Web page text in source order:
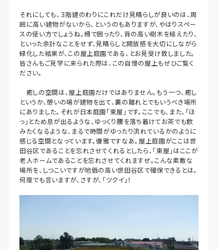
それにしても、３階建のわりにこれだけ見晴らしが良いのは、周
囲に高い建物がないから、というのもありますが、やはりスペー
スの使い方でしょうね。柵で囲ったり、背の高い樹木を植えたり、
といった余計なことをせず、見晴らしと開放感を大切にしながら
緑化した結果が、この屋上庭園である、とお見受け致しました。
皆さんもご見学に来られた際は、この自慢の屋上もぜひご覧く
ださい。
癒しの空間は、屋上庭園だけではありません。もう一つ、癒し
というか、憩いの場が建物を出て、裏の離れとでもいうべき場所
にありました。それが日本庭園「東屋」です。ここでも、また、「ほ
っ」とため息が出るような、ゆっくり腰を落ち着けてお茶でも飲
みたくなるような、まるで時間がゆったり流れているかのように
感じる空間となっています。優雅ですなあ。屋上庭園がここは世
田谷区であることを忘れさせてくれるとしたら、「東屋」はここが
老人ホームであることを忘れさせてくれますぜ。こんな素敵な
場所を、しつこいですが地価の高い世田谷区で確保できるとは。
何度でも言いますが、さすが、「ツクイ」！